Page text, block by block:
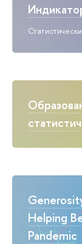
Helping
Pandemic